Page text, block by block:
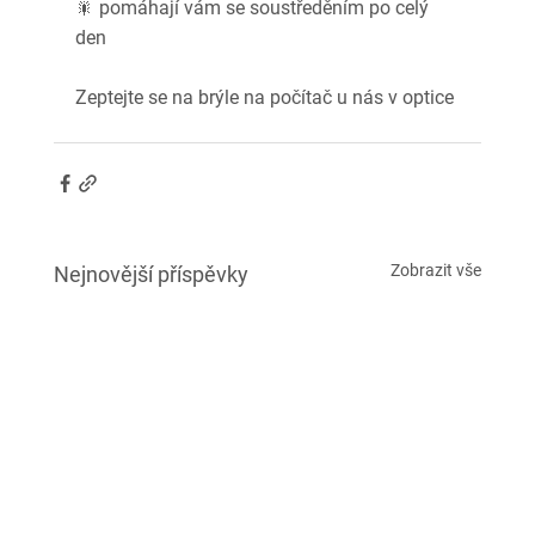
🎇 pomáhají vám se soustředěním po celý
den
Zeptejte se na brýle na počítač u nás v optice
Nejnovější příspěvky Zobrazit vše